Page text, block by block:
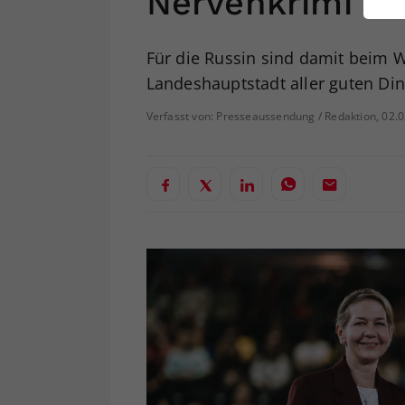
Für die Russin sind damit beim
Landeshauptstadt aller guten
Verfasst von: Presseaussendung / Redaktion,